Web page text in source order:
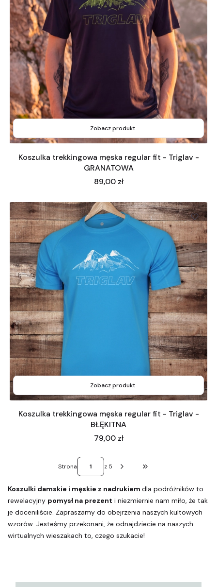
Zobacz produkt
Koszulka trekkingowa męska regular fit - Triglav -
GRANATOWA
Cena
89,00 zł
Zobacz produkt
Koszulka trekkingowa męska regular fit - Triglav -
BŁĘKITNA
Cena
79,00 zł
Strona z 5
Przejdź do ostatniej
Koszulki damskie i męskie z nadrukiem dla podróżników to
rewelacyjny pomysł na prezent i niezmiernie nam miło, że tak
je doceniliście. Zapraszamy do obejrzenia naszych kultowych
wzorów. Jesteśmy przekonani, że odnajdziecie na naszych
wirtualnych wieszakach to, czego szukacie!